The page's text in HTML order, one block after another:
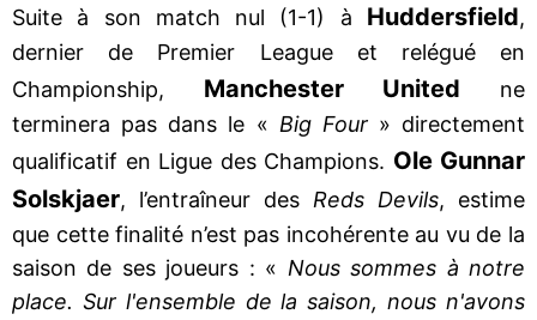
Suite à son match nul (1-1) à Huddersfield,
dernier de Premier League et relégué en
Championship, Manchester United ne
terminera pas dans le « Big Four» directement
qualificatif en Ligue des Champions. Ole Gunnar
Solskjaer, l’entraîneur des Reds Devils, estime
que cette finalité n’est pas incohérente au vu de la
saison de ses joueurs : « Nous sommes à notre
place. Sur l'ensemble de la saison, nous n'avons